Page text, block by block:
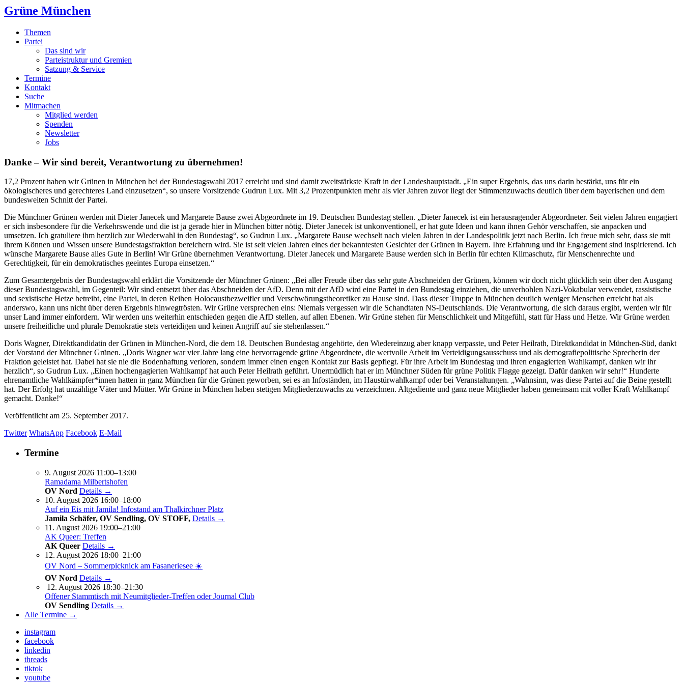
Grüne München
Themen
Partei
Das sind wir
Parteistruktur und Gremien
Satzung & Service
Termine
Kontakt
Suche
Mitmachen
Mitglied werden
Spenden
Newsletter
Jobs
Danke – Wir sind bereit, Verantwortung zu übernehmen!
17,2 Prozent haben wir Grünen in München bei der Bundestagswahl 2017 erreicht und sind damit zweitstärkste Kraft in der Landeshauptstadt. „Ein super Ergebnis, das uns darin bestärkt, uns für ein
ökologischeres und gerechteres Land einzusetzen“, so unsere Vorsitzende Gudrun Lux. Mit 3,2 Prozentpunkten mehr als vier Jahren zuvor liegt der Stimmenzuwachs deutlich über dem bayerischen und dem
bundesweiten Schnitt der Partei.
Die Münchner Grünen werden mit Dieter Janecek und Margarete Bause zwei Abgeordnete im 19. Deutschen Bundestag stellen. „Dieter Janecek ist ein herausragender Abgeordneter. Seit vielen Jahren engagiert
er sich insbesondere für die Verkehrswende und die ist ja gerade hier in München bitter nötig. Dieter Janecek ist unkonventionell, er hat gute Ideen und kann ihnen Gehör verschaffen, sie anpacken und
umsetzen. Ich gratuliere ihm herzlich zur Wiederwahl in den Bundestag“, so Gudrun Lux. „Margarete Bause wechselt nach vielen Jahren in der Landespolitik jetzt nach Berlin. Ich freue mich sehr, dass sie mit
ihrem Können und Wissen unsere Bundestagsfraktion bereichern wird. Sie ist seit vielen Jahren eines der bekanntesten Gesichter der Grünen in Bayern. Ihre Erfahrung und ihr Engagement sind inspirierend. Ich
wünsche Margarete Bause alles Gute in Berlin! Wir Grüne übernehmen Verantwortung. Dieter Janecek und Margarete Bause werden sich in Berlin für echten Klimaschutz, für Menschenrechte und
Gerechtigkeit, für ein demokratisches geeintes Europa einsetzen.“
Zum Gesamtergebnis der Bundestagswahl erklärt die Vorsitzende der Münchner Grünen: „Bei aller Freude über das sehr gute Abschneiden der Grünen, können wir doch nicht glücklich sein über den Ausgang
dieser Bundestagswahl, im Gegenteil: Wir sind entsetzt über das Abschneiden der AfD. Denn mit der AfD wird eine Partei in den Bundestag einziehen, die unverhohlen Nazi-Vokabular verwendet, rassistische
und sexistische Hetze betreibt, eine Partei, in deren Reihen Holocaustbezweifler und Verschwörungstheoretiker zu Hause sind. Dass dieser Truppe in München deutlich weniger Menschen erreicht hat als
anderswo, kann uns nicht über deren Ergebnis hinwegtrösten. Wir Grüne versprechen eins: Niemals vergessen wir die Schandtaten NS-Deutschlands. Die Verantwortung, die sich daraus ergibt, werden wir für
unser Land immer einfordern. Wir werden uns weiterhin entschieden gegen die AfD stellen, auf allen Ebenen. Wir Grüne stehen für Menschlichkeit und Mitgefühl, statt für Hass und Hetze. Wir Grüne werden
unsere freiheitliche und plurale Demokratie stets verteidigen und keinen Angriff auf sie stehenlassen.“
Doris Wagner, Direktkandidatin der Grünen in München-Nord, die dem 18. Deutschen Bundestag angehörte, den Wiedereinzug aber knapp verpasste, und Peter Heilrath, Direktkandidat in München-Süd, dankt
der Vorstand der Münchner Grünen. „Doris Wagner war vier Jahre lang eine hervorragende grüne Abgeordnete, die wertvolle Arbeit im Verteidigungsausschuss und als demografiepolitische Sprecherin der
Fraktion geleistet hat. Dabei hat sie nie die Bodenhaftung verloren, sondern immer einen engen Kontakt zur Basis gepflegt. Für ihre Arbeit im Bundestag und ihren engagierten Wahlkampf, danken wir ihr
herzlich“, so Gudrun Lux. „Einen hochengagierten Wahlkampf hat auch Peter Heilrath geführt. Unermüdlich hat er im Münchner Süden für grüne Politik Flagge gezeigt. Dafür danken wir sehr!“ Hunderte
ehrenamtliche Wahlkämpfer*innen hatten in ganz München für die Grünen geworben, sei es an Infoständen, im Haustürwahlkampf oder bei Veranstaltungen. „Wahnsinn, was diese Partei auf die Beine gestellt
hat. Der Erfolg hat unzählige Väter und Mütter. Wir Grüne in München haben stetigen Mitgliederzuwachs zu verzeichnen. Altgediente und ganz neue Mitglieder haben gemeinsam mit voller Kraft Wahlkampf
gemacht. Danke!“
Veröffentlicht am 25. September 2017.
Twitter WhatsApp Facebook E-Mail
Termine
9. August 2026 11:00–13:00
Ramadama Milbertshofen
OV Nord Details →
10. August 2026 16:00–18:00
Auf ein Eis mit Jamila! Infostand am Thalkirchner Platz
Jamila Schäfer, OV Sendling, OV STOFF, Details →
11. August 2026 19:00–21:00
AK Queer: Treffen
AK Queer Details →
12. August 2026 18:00–21:00
OV Nord – Sommerpicknick am Fasaneriesee ☀️
OV Nord Details →
12. August 2026 18:30–21:30
Offener Stammtisch mit Neumitglieder-Treffen oder Journal Club
OV Sendling Details →
Alle Termine →
instagram
facebook
linkedin
threads
tiktok
youtube